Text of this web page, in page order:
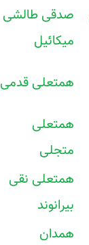
صدقی طالشی
میکائیل
همتعلی قدمی
همتعلی
متجلی
همتعلی نقی
بیرانوند
همدان